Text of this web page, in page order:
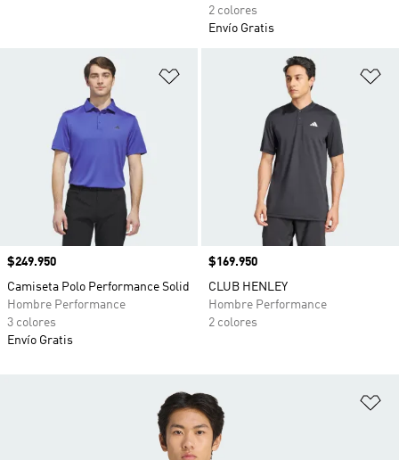
2 colores
Envío Gratis
Añadir a la lista de deseos
Precio
$249.950
Camiseta Polo Performance Solid
Hombre Performance
3 colores
Envío Gratis
Precio
$169.950
CLUB HENLEY
Hombre Performance
2 colores